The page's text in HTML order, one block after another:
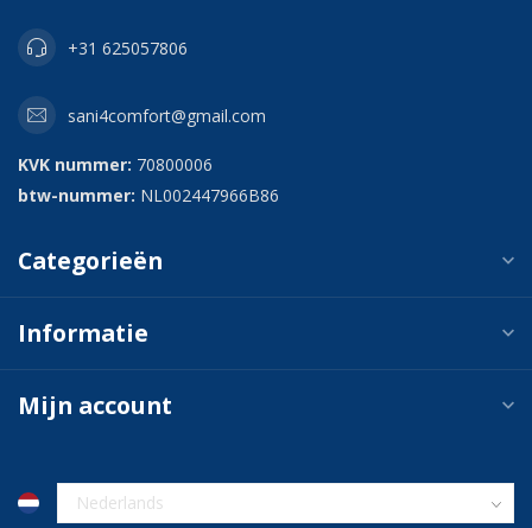
+31 625057806
sani4comfort@gmail.com
KVK nummer: 70800006
btw-nummer: NL002447966B86
Categorieën
Informatie
Mijn account